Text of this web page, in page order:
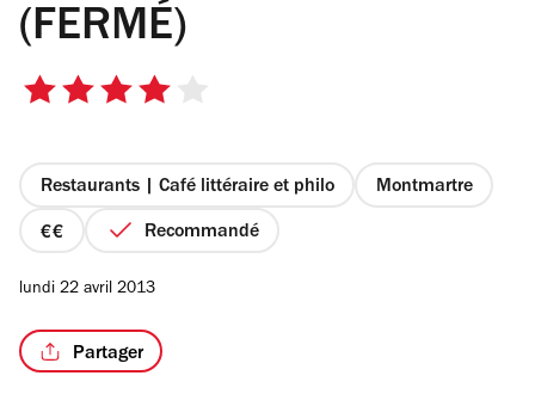
(FERMÉ)
4
étoiles
Restaurants | Café littéraire et philo Montmartre
prix
4
Recommandé
lundi 22 avril 2013
Partager